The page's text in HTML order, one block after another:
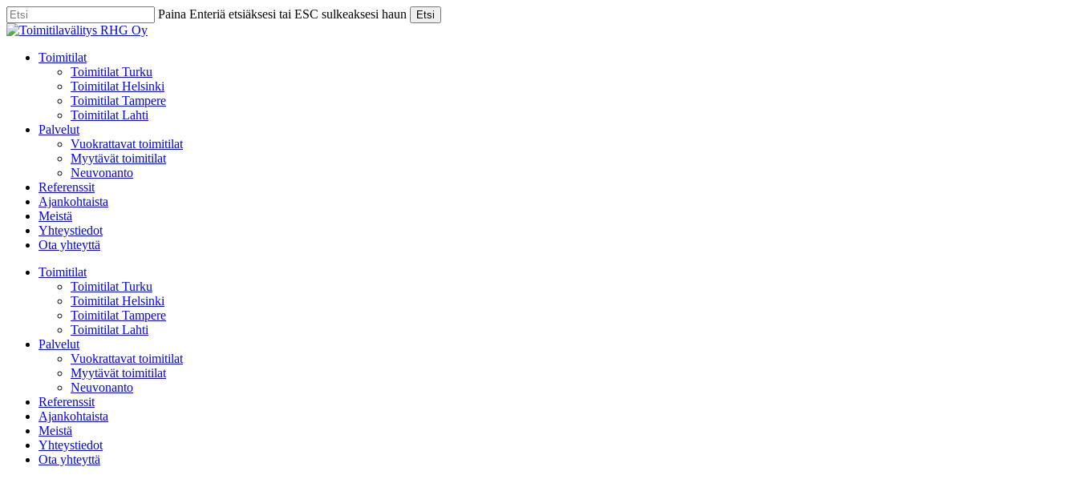
Skip
to
content
Paina Enteriä etsiäksesi tai ESC sulkeaksesi haun Etsi
Close
Menu
Toimitilat
Toimitilat Turku
Toimitilat Helsinki
Toimitilat Tampere
Toimitilat Lahti
Palvelut
Vuokrattavat toimitilat
Myytävät toimitilat
Neuvonanto
Referenssit
Ajankohtaista
Meistä
Yhteystiedot
Ota yhteyttä
Toimitilat
Toimitilat Turku
Toimitilat Helsinki
Toimitilat Tampere
Toimitilat Lahti
Palvelut
Vuokrattavat toimitilat
Myytävät toimitilat
Neuvonanto
Referenssit
Ajankohtaista
Meistä
Yhteystiedot
Ota yhteyttä